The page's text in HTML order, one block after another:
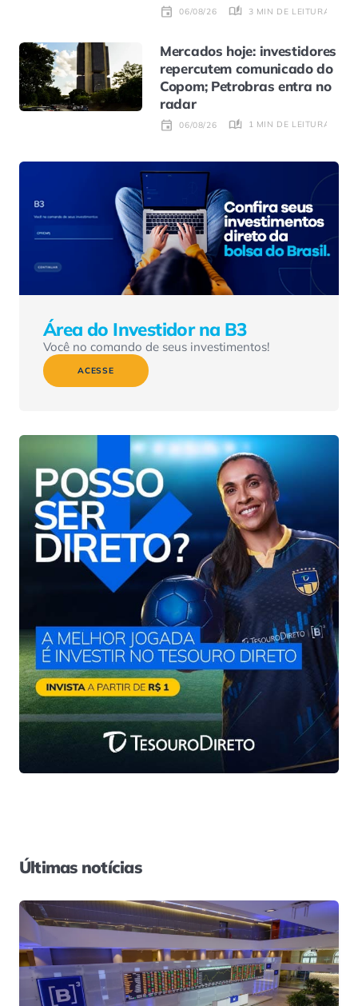
06/08/26 3 MIN DE LEITURA
Mercados hoje: investidores
repercutem comunicado do
Copom; Petrobras entra no
radar
06/08/26 1 MIN DE LEITURA
Área do Investidor na B3
Você no comando de seus investimentos!
ACESSE
Últimas notícias